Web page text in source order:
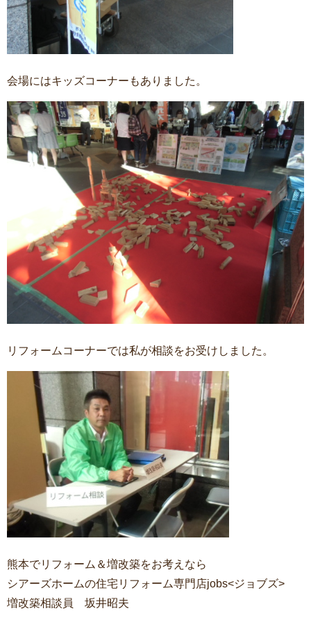
会場にはキッズコーナーもありました。
リフォームコーナーでは私が相談をお受けしました。
熊本でリフォーム＆増改築をお考えなら
シアーズホームの住宅リフォーム専門店jobs<ジョブズ>
増改築相談員 坂井昭夫